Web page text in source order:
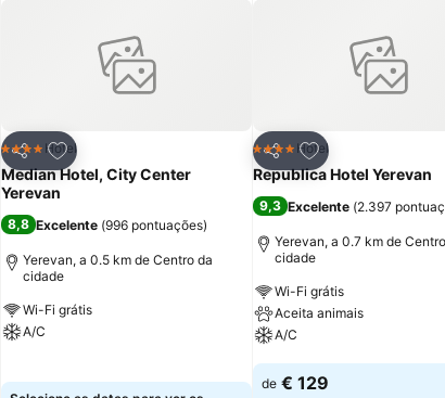
Partilhar
Adicionar aos favoritos
4 EstrelasHotel
Median Hotel, City Center
Yerevan
8,8 Excelente (996 pontuações)
Yerevan, a 0.5 km de Centro da
cidade
Wi-Fi grátis
A/C
Partilhar
Adicionar aos
4 EstrelasHotel
Republica Hotel Yerevan
9,3 Excelente (2.397
Yerevan, a 0.7 km de
cidade
Wi-Fi grátis
Aceita animais
A/C
Ver preços
de € 129